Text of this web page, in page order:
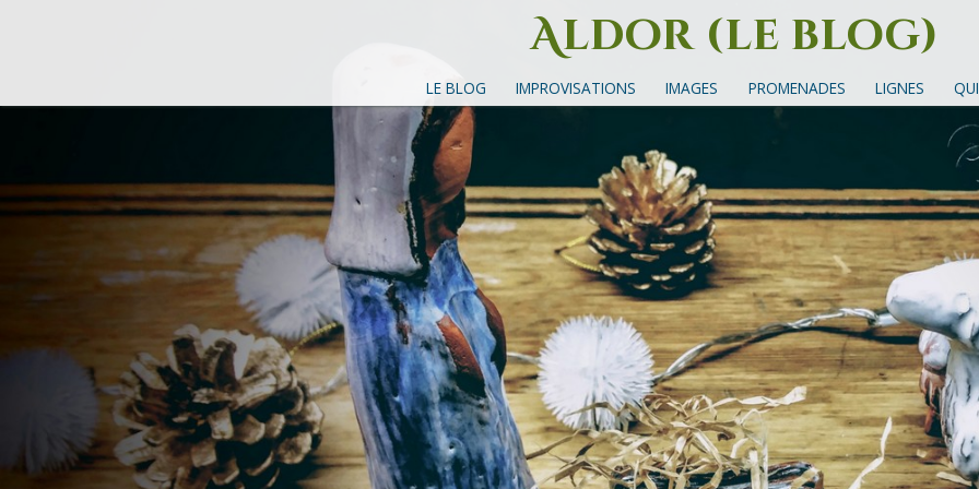
Aldor (le blog)
Un site avec des mots, des images et des sons
LE BLOG IMPROVISATIONS IMAGES PROMENADES LIGNES